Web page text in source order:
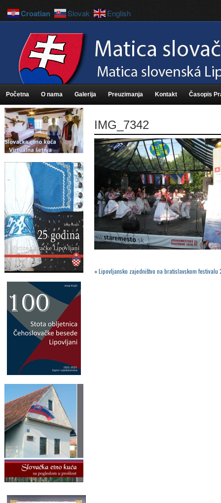
Početna O nama Galerija Preuzimanja Kontakt Časopis
IMG_7342
«Lipovljansko zajedništvo na bratislavskom
Croatian Slovak English